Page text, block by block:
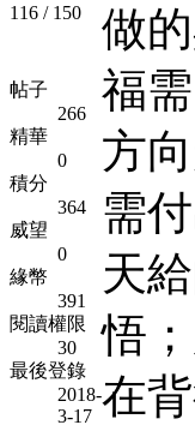
116 / 150
帖子
266
精華
0
積分
364
威望
0
緣幣
391
閱讀權限
30
最後登錄
2018-
3-17
做
福
方
需
天
悟
在